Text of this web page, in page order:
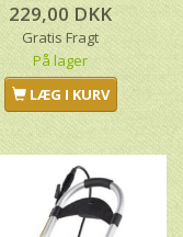
229,00 DKK
Gratis Fragt
På lager
LÆG I KURV